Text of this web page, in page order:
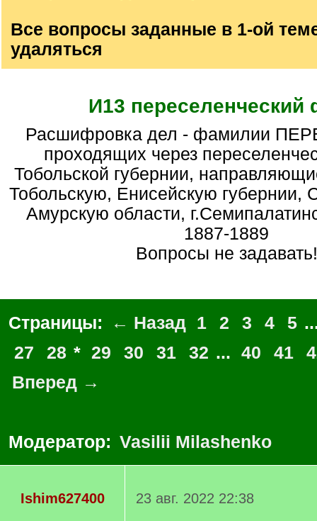
Все вопросы заданные в 1-ой
удаляться
И13 переселенческий
Расшифровка дел - фамилии ПЕРЕСЕЛЕНЦЕВ,
проходящих через
Тобольской губернии,
Тобольскую, Енисейскую губернии,
Амурскую области,
1887-1889
Вопросы не задавать!
Страницы: ← Назад 1 2 3 4 5
27
28 * 29 30 31 32 ... 40 41
Вперед →
Модератор: Vasilii Milashenko
Ishim627400
23 авг. 2022 22:38